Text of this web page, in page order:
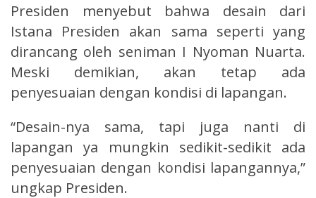
Presiden menyebut bahwa desain dari
Istana Presiden akan sama seperti yang
dirancang oleh seniman I Nyoman Nuarta.
Meski demikian, akan tetap ada
penyesuaian dengan kondisi di lapangan.
“Desain-nya sama, tapi juga nanti di
lapangan ya mungkin sedikit-sedikit ada
penyesuaian dengan kondisi lapangannya,”
ungkap Presiden.